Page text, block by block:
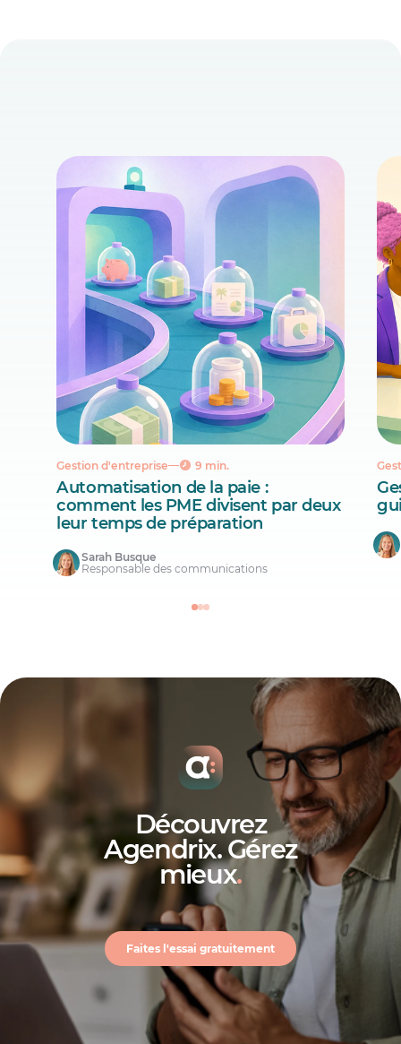
Gestion d'entreprise 9 min.
Automatisation de la paie :
comment les PME divisent par deux
leur temps de préparation
Sarah Busque
Responsable des communications
Découvrez
Agendrix. Gérez
mieux.
Faites l'essai gratuitement